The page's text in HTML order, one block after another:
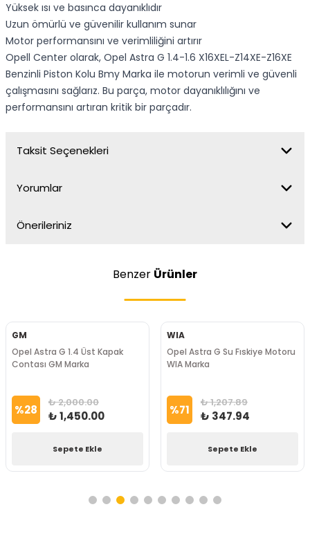
Yüksek ısı ve basınca dayanıklıdır
Uzun ömürlü ve güvenilir kullanım sunar
Motor performansını ve verimliliğini artırır
Opell Center olarak, Opel Astra G 1.4-1.6 X16XEL-Z14XE-Z16XE
Benzinli Piston Kolu Bmy Marka ile motorun verimli ve güvenli
çalışmasını sağlarız. Bu parça, motor dayanıklılığını ve
performansını artıran kritik bir parçadır.
Taksit Seçenekleri
Yorumlar
Önerileriniz
Benzer Ürünler
GM
Opel Astra G 1.4 Üst Kapak
Contası GM Marka
%28 ₺ 2,000.00
₺ 1,450.00
Sepete Ekle
WIA
Opel Astra G Su Fıskiye Motoru
WIA Marka
%71 ₺ 1,207.89
₺ 347.94
Sepete Ekle